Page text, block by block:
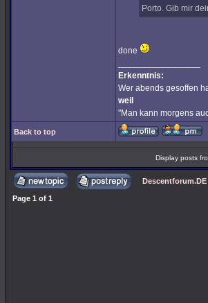
Porto. Gib mir
done
Erkenntnis:
Wer abends gesoffen
weil
"Man kann morgens
Back to top
Display posts
Page 1 of 1